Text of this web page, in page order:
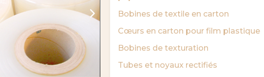
Bobines de textile en carton
Cœurs en carton pour film plastique
Bobines de texturation
Tubes et noyaux rectifiés